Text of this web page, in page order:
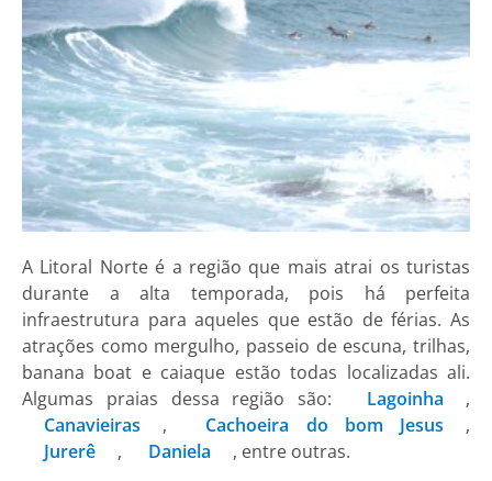
A Litoral Norte é a região que mais atrai os turistas
durante a alta temporada, pois há perfeita
infraestrutura para aqueles que estão de férias. As
atrações como mergulho, passeio de escuna, trilhas,
banana boat e caiaque estão todas localizadas ali.
Algumas praias dessa região são:
Lagoinha
,
Canavieiras
, Cachoeira do bom Jesus
,
Jurerê
, Daniela
, entre outras.